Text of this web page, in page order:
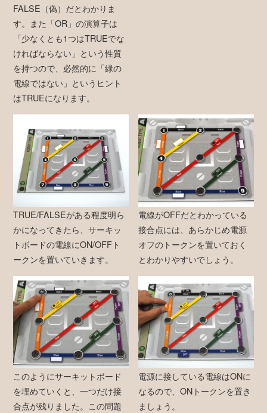
FALSE（偽）だとわかりま
す。また「OR」の演算子は
「少なくとも1つはTRUEでな
ければならない」という性質
を持つので、必然的に「緑の
電線ではない」というヒント
はTRUEになります。
TRUE/FALSEがある程度明ら
かになってきたら、サーキッ
トボードの電線にON/OFFト
ークンを置いていきます。
電線がOFFだとわかっている
接合点には、あらかじめ電源
オフのトークンを置いておく
とわかりやすいでしょう。
このようにサーキットボード
を埋めていくと、一つだけ接
合点が残りました。この問題
電源に接している電線はONに
なるので、ONトークンを置き
ましょう。